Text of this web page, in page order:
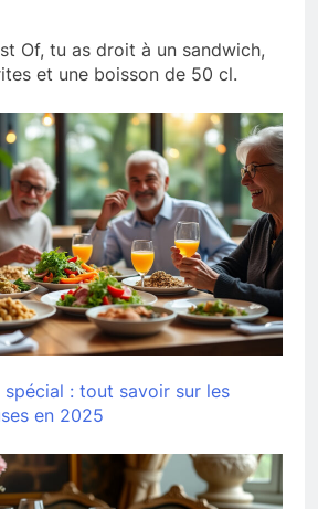
Of, tu as droit à un sandwich,
et une boisson de 50 cl.
: tout savoir sur les
en 2025